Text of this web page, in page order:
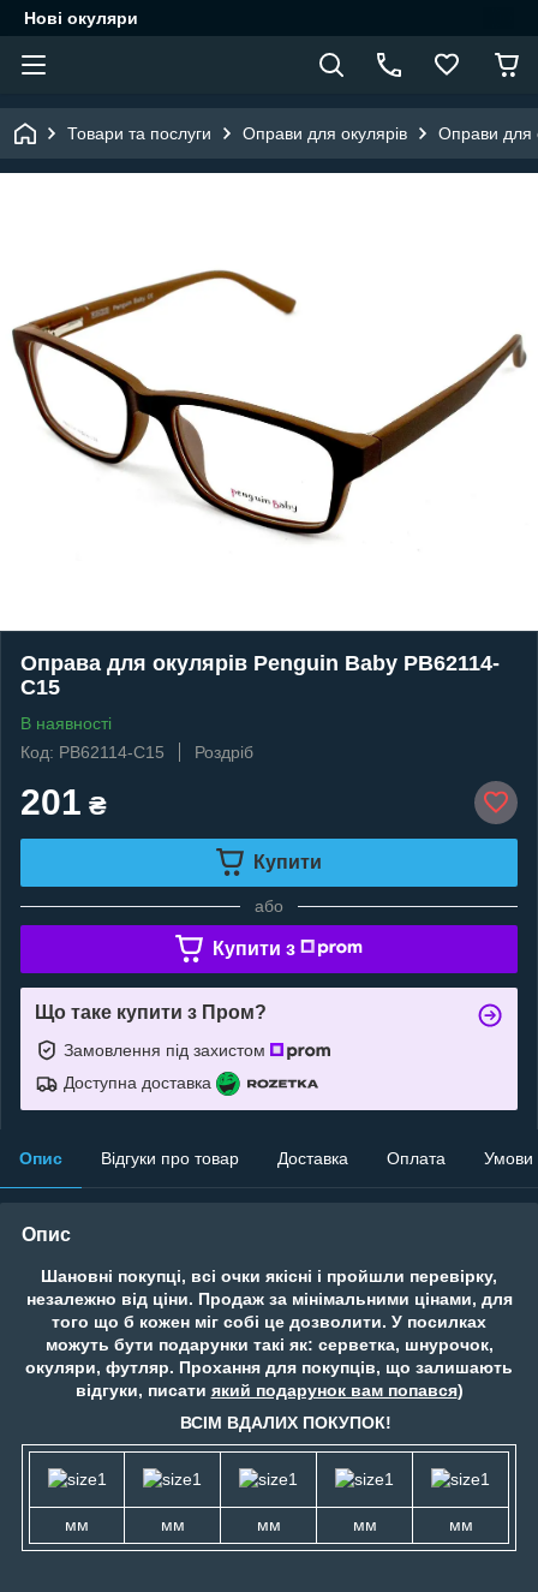
Нові окуляри
Товари та послуги Оправи для окулярів Оправи для
Оправа для окулярів Penguin Baby PB62114-
C15
В наявності
Код: PB62114-C15
Роздріб
201 ₴
Купити
або
Купити з
Що таке купити з Пром?
Замовлення під захистом
Доступна доставка
Опис Відгуки про товар Доставка Оплата Умови
Опис
Шановні покупці, всі очки якісні і пройшли перевірку,
незалежно від ціни. Продаж за мінімальними цінами, для
того що б кожен міг собі це дозволити. У посилках
можуть бути подарунки такі як: серветка, шнурочок,
окуляри, футляр. Прохання для покупців, що залишають
відгуки, писати який подарунок вам попався)
ВСІМ ВДАЛИХ ПОКУПОК!
мм мм мм мм мм